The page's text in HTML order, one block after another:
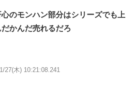
のモンハン部分はシリーズでも上
かんだ売れるだろ
27(木) 10:21:08.241